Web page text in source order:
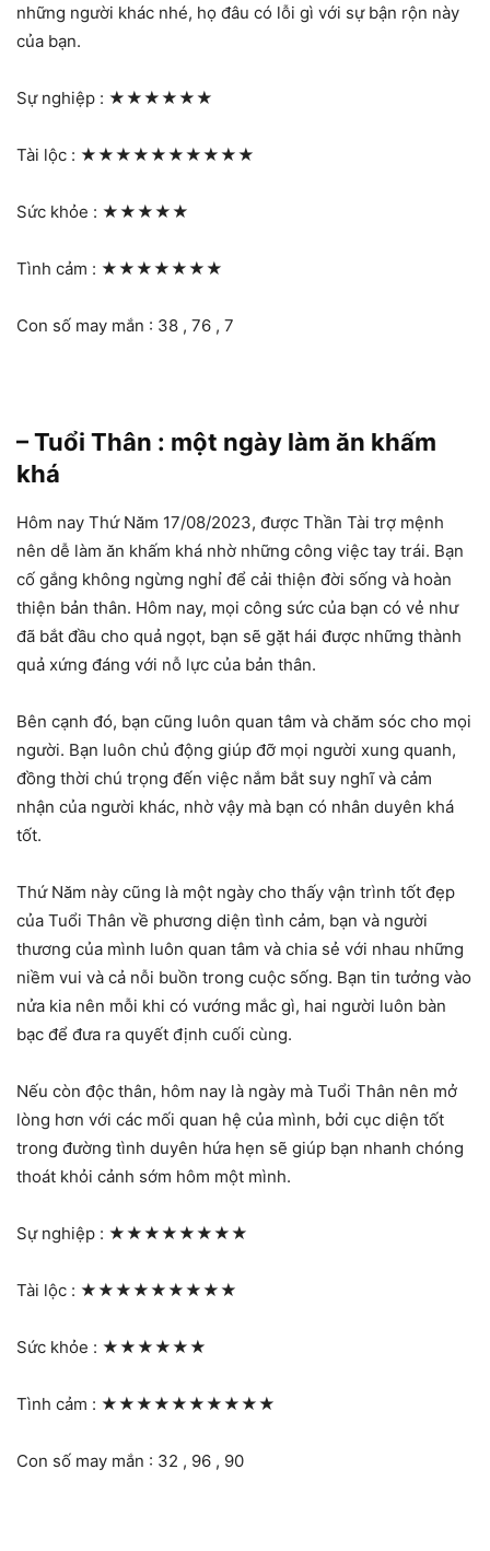
những người khác nhé, họ đâu có lỗi gì với sự bận rộn này
của bạn.
Sự nghiệp : ★★★★★★
Tài lộc : ★★★★★★★★★★
Sức khỏe : ★★★★★
Tình cảm : ★★★★★★★
Con số may mắn : 38 , 76 , 7
– Tuổi Thân : một ngày làm ăn khấm
khá
Hôm nay Thứ Năm 17/08/2023, được Thần Tài trợ mệnh
nên dễ làm ăn khấm khá nhờ những công việc tay trái. Bạn
cố gắng không ngừng nghỉ để cải thiện đời sống và hoàn
thiện bản thân. Hôm nay, mọi công sức của bạn có vẻ như
đã bắt đầu cho quả ngọt, bạn sẽ gặt hái được những thành
quả xứng đáng với nỗ lực của bản thân.
Bên cạnh đó, bạn cũng luôn quan tâm và chăm sóc cho mọi
người. Bạn luôn chủ động giúp đỡ mọi người xung quanh,
đồng thời chú trọng đến việc nắm bắt suy nghĩ và cảm
nhận của người khác, nhờ vậy mà bạn có nhân duyên khá
tốt.
Thứ Năm này cũng là một ngày cho thấy vận trình tốt đẹp
của Tuổi Thân về phương diện tình cảm, bạn và người
thương của mình luôn quan tâm và chia sẻ với nhau những
niềm vui và cả nỗi buồn trong cuộc sống. Bạn tin tưởng vào
nửa kia nên mỗi khi có vướng mắc gì, hai người luôn bàn
bạc để đưa ra quyết định cuối cùng.
Nếu còn độc thân, hôm nay là ngày mà Tuổi Thân nên mở
lòng hơn với các mối quan hệ của mình, bởi cục diện tốt
trong đường tình duyên hứa hẹn sẽ giúp bạn nhanh chóng
thoát khỏi cảnh sớm hôm một mình.
Sự nghiệp : ★★★★★★★★
Tài lộc : ★★★★★★★★★
Sức khỏe : ★★★★★★
Tình cảm : ★★★★★★★★★★
Con số may mắn : 32 , 96 , 90